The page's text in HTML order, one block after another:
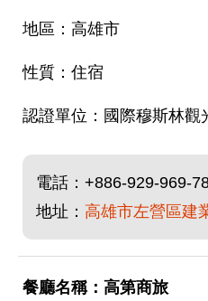
高雄市
住宿
國際穆斯林觀
電話： +886-929-969-
地址： 高雄市左營區建
高第商旅